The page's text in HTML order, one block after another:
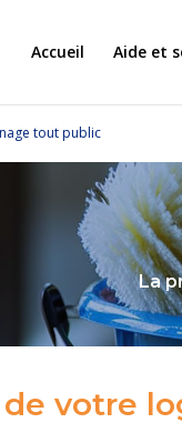
Accueil Aide et
tout public
La
votre